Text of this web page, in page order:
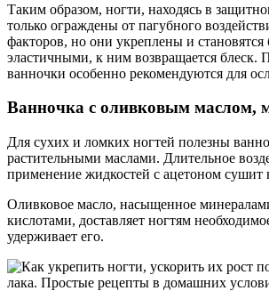
Таким образом, ногти, находясь в
только ограждены от пагубного
факторов, но они укреплены и
эластичными, к ним возвращается блеск.
ванночки особенно рекомендуются для
Ванночка с оливковым маслом,
Для сухих и ломких ногтей полезны
растительными маслами. Длительное
применение жидкостей с ацетоном сушит
Оливковое масло, насыщенное
кислотами, доставляет ногтям
удерживает его.